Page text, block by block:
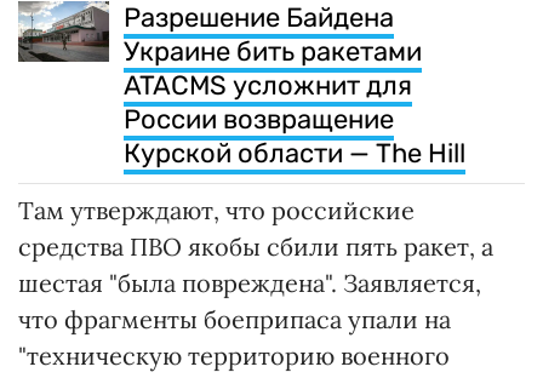
Разрешение Байдена
Украине бить ракетами
ATACMS усложнит для
России возвращение
Курской области — The Hill
Там утверждают, что российские
средства ПВО якобы сбили пять ракет, а
шестая "была повреждена". Заявляется,
что фрагменты боеприпаса упали на
"техническую территорию военного